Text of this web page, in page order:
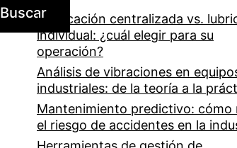
BuscarLubricación centralizada vs.
individual: ¿cuál elegir para su
operación?
Análisis de vibraciones en
industriales: de la teoría a la
Mantenimiento predictivo: cómo
el riesgo de accidentes en la